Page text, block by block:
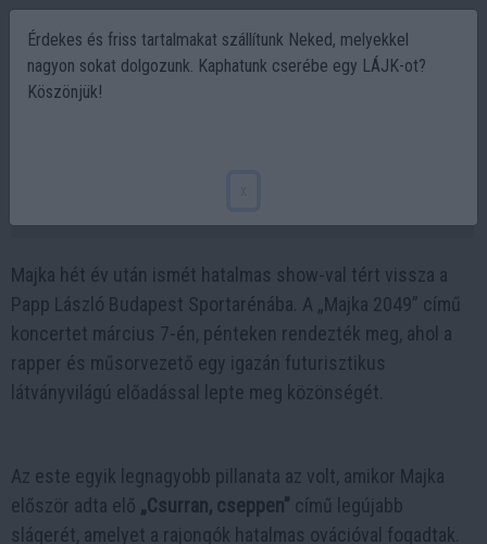
Majka hét év után ismét hatalmas show-val tért vissza a
Papp László Budapest Sportarénába. A „Majka 2049” című
koncertet március 7-én, pénteken rendezték meg, ahol a
rapper és műsorvezető egy igazán futurisztikus
látványvilágú előadással lepte meg közönségét.
Az este egyik legnagyobb pillanata az volt, amikor Majka
először adta elő „Csurran, cseppen” című legújabb
slágerét, amelyet a rajongók hatalmas ovációval fogadtak.
Érdekes és friss tartalmakat szállítunk Neked, melyekkel
nagyon sokat dolgozunk. Kaphatunk cserébe egy LÁJK-ot?
Köszönjük!